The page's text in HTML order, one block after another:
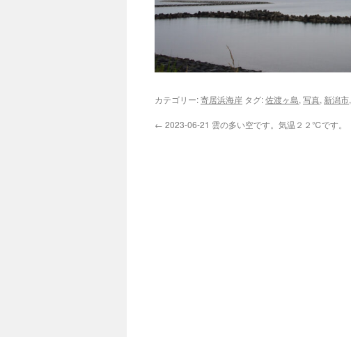
カテゴリー:寄居浜海岸 タグ:佐渡ヶ島, 写真, 新潟市,
← 2023-06-21 雲の多い空です。気温２２℃です。